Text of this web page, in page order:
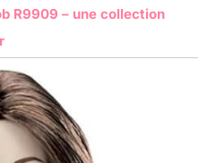
R9909 – une collection